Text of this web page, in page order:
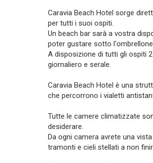
Caravia Beach Hotel sorge
per tutti i suoi ospiti.
Un beach bar sarà a vostra
poter gustare sotto
A disposizione di tutti gli ospiti
giornaliero e serale.
Caravia Beach Hotel è una
che percorrono i vialetti
Tutte le camere climatizzate
desiderare.
Da ogni camera avrete una
tramonti e cieli stellati a non